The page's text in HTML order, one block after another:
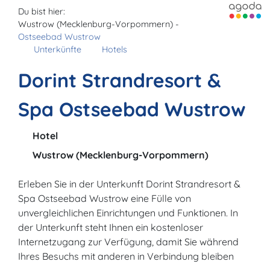
Du bist hier:
Wustrow (Mecklenburg-Vorpommern) -
Ostseebad Wustrow
Unterkünfte
Hotels
Dorint Strandresort &
Spa Ostseebad Wustrow
Hotel
Wustrow (Mecklenburg-Vorpommern)
Erleben Sie in der Unterkunft Dorint Strandresort &
Spa Ostseebad Wustrow eine Fülle von
unvergleichlichen Einrichtungen und Funktionen. In
der Unterkunft steht Ihnen ein kostenloser
Internetzugang zur Verfügung, damit Sie während
Ihres Besuchs mit anderen in Verbindung bleiben